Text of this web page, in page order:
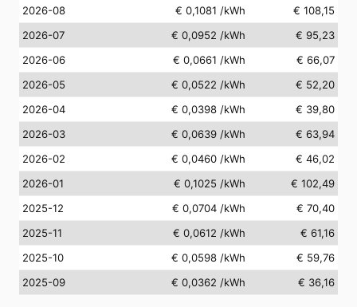
2026-08 € 0,1081 /kWh
€ 108,15
2026-07
€ 0,0952 /kWh
€ 95,23
2026-06
€ 0,0661 /kWh
€ 66,07
2026-05
€ 0,0522 /kWh
€ 52,20
2026-04
€ 0,0398 /kWh
€ 39,80
2026-03
€ 0,0639 /kWh
€ 63,94
2026-02
€ 0,0460 /kWh
€ 46,02
2026-01
€ 0,1025 /kWh
€ 102,49
2025-12
€ 0,0704 /kWh
€ 70,40
2025-11
€ 0,0612 /kWh
€ 61,16
2025-10
€ 0,0598 /kWh
€ 59,76
2025-09
€ 0,0362 /kWh € 36,16